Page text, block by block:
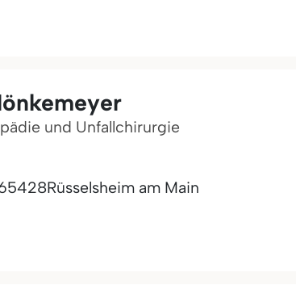
und Unfallchirurgie
Rüsselsheim am Main